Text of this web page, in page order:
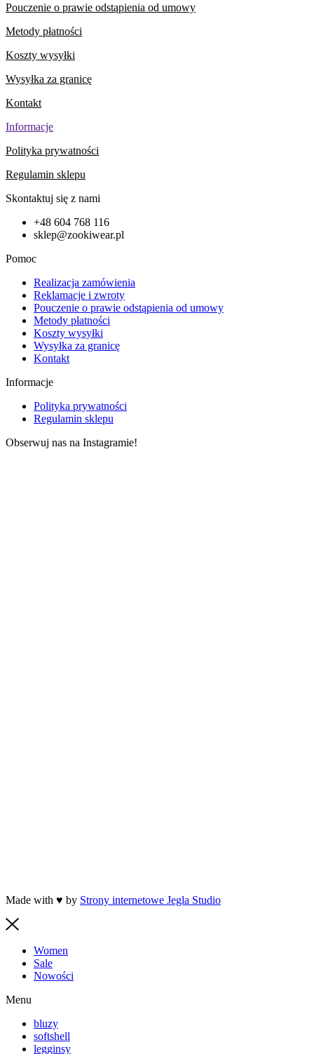
Pouczenie o prawie odstąpienia od umowy
Metody płatności
Koszty wysyłki
Wysyłka za granicę
Kontakt
Informacje
Polityka prywatności
Regulamin sklepu
Skontaktuj się z nami
+48 604 768 116
sklep@zookiwear.pl
Pomoc
Realizacja zamówienia
Reklamacje i zwroty
Pouczenie o prawie odstąpienia od umowy
Metody płatności
Koszty wysyłki
Wysyłka za granicę
Kontakt
Informacje
Polityka prywatności
Regulamin sklepu
Obserwuj nas na Instagramie!
Made with ♥ by Strony internetowe Jegla Studio
Women
Sale
Nowości
Menu
bluzy
softshell
legginsy